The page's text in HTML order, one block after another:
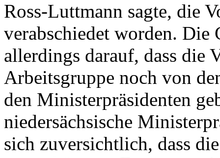
Ross-Luttmann sagte, die
verabschiedet worden.
allerdings darauf, dass die
Arbeitsgruppe noch von
den Ministerpräsidenten
niedersächsische
sich zuversichtlich, dass